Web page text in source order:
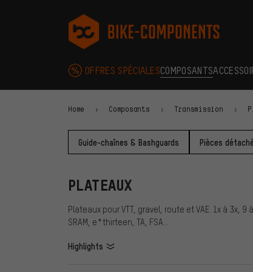
bike-components.de Page d'accueil
OFFRES SPÉCIALESCOMPOSANTS
Home Composants Transmission
Guide-chaînes & Bashguards Pièces
PLATEAUX
Plateaux pour VTT, gravel, route et VAE. 1x à 3x,
SRAM, e*thirteen, TA, FSA…
Highlights